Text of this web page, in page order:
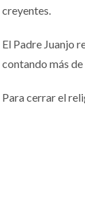
creyentes.
El Padre Juanjo
contando más de
Para cerrar el